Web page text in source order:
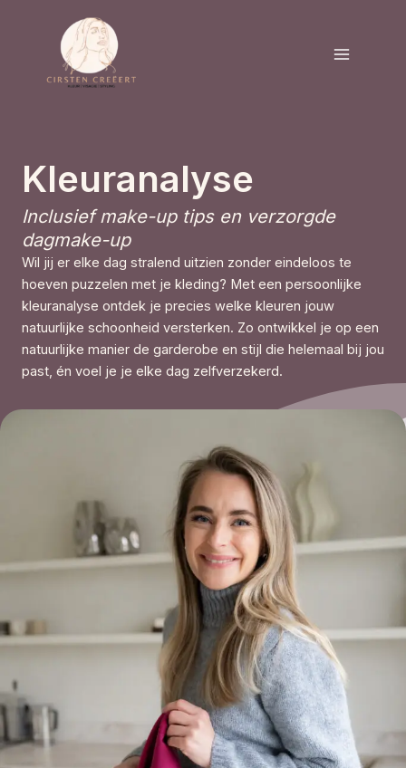
Kleuranalyse
Inclusief make-up tips en verzorgde
dagmake-up
Wil jij er elke dag stralend uitzien zonder eindeloos te
hoeven puzzelen met je kleding? Met een persoonlijke
kleuranalyse ontdek je precies welke kleuren jouw
natuurlijke schoonheid versterken. Zo ontwikkel je op een
natuurlijke manier de garderobe en stijl die helemaal bij jou
past, én voel je je elke dag zelfverzekerd.